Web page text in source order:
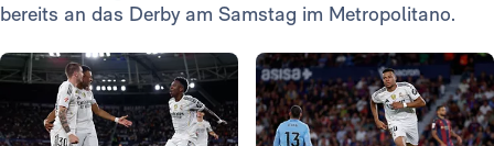
bereits an das Derby am Samstag im Metropolitano.